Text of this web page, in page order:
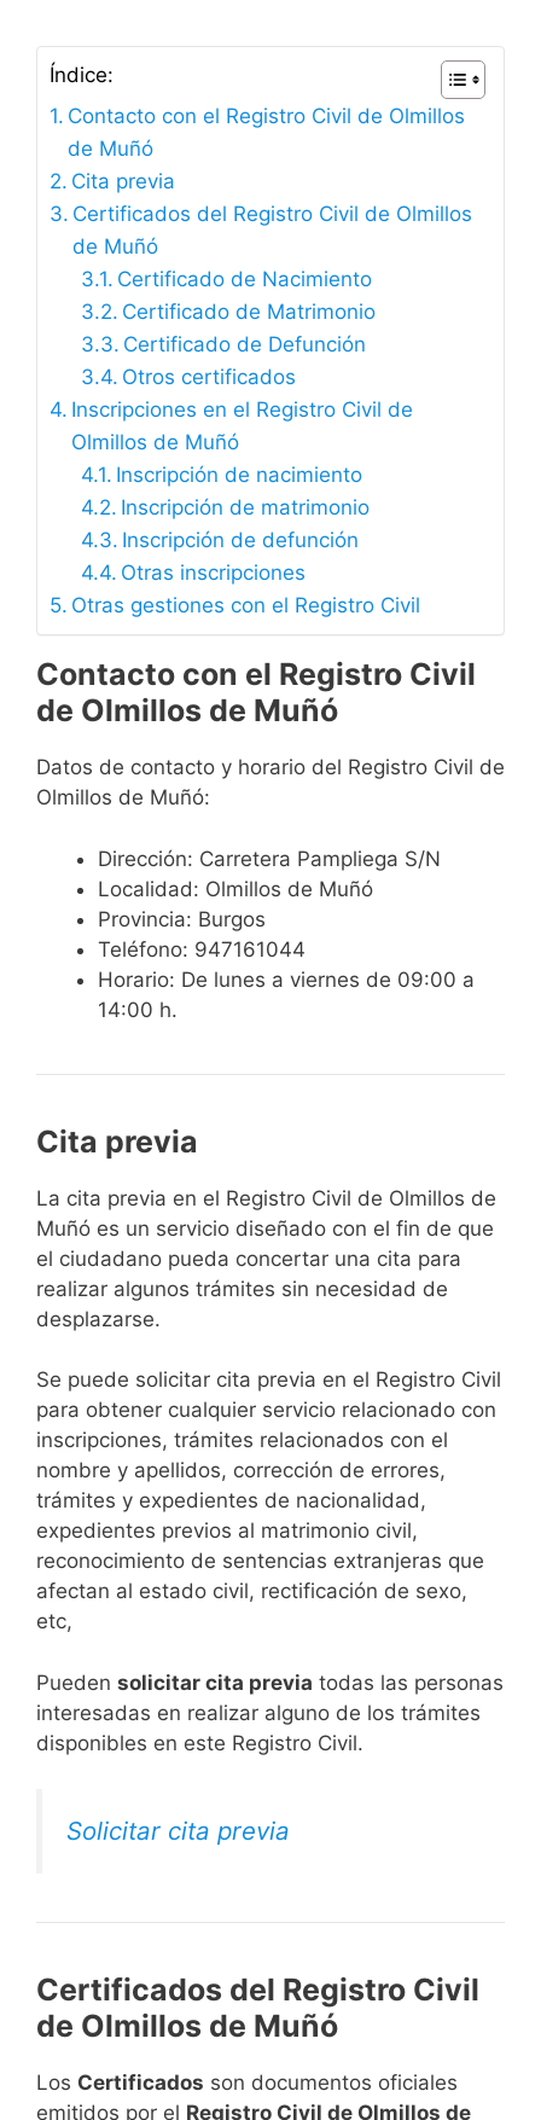
Índice:
Contacto con el Registro Civil de Olmillos
de Muñó
Cita previa
Certificados del Registro Civil de Olmillos
de Muñó
Certificado de Nacimiento
Certificado de Matrimonio
Certificado de Defunción
Otros certificados
Inscripciones en el Registro Civil de
Olmillos de Muñó
Inscripción de nacimiento
Inscripción de matrimonio
Inscripción de defunción
Otras inscripciones
Otras gestiones con el Registro Civil
Contacto con el Registro Civil
de Olmillos de Muñó
Datos de contacto y horario del Registro Civil de
Olmillos de Muñó:
Dirección: Carretera Pampliega S/N
Localidad: Olmillos de Muñó
Provincia: Burgos
Teléfono: 947161044
Horario: De lunes a viernes de 09:00 a
14:00 h.
Cita previa
​​​​​​​​​​​​​​​​​​​​​​​​​​​​La cita previa en el Registro Civil de Olmillos de
Muñó es un servicio diseñado con el fin de que
el ciudadano pueda concertar una cita para
realizar algunos trámites sin necesidad de
desplazarse.​
Se puede solicitar cita previa en el Registro Civil
para obtener cualquier servicio relacionado con
inscripciones, trámites relacionados con el
nombre y apellidos, corrección de errores,
trámites y expedientes de nacionalidad,
expedientes previos al matrimonio civil,
reconocimiento de sentencias extranjeras que
afectan al estado civil, rectificación de sexo,
etc,
​Pueden solicitar cita previa todas las personas
interesadas en realizar alguno de los trámites
disponibles en este Registro Civil.​
Solicitar cita previa
Certificados del Registro Civil
de Olmillos de Muñó
Los Certificados son documentos oficiales
emitidos por el Registro Civil de Olmillos de